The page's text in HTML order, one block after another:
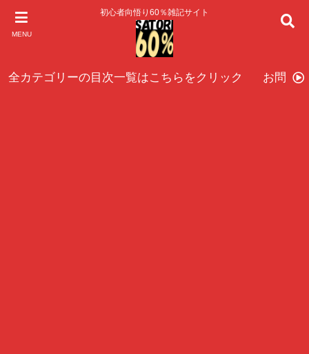
MENU
初心者向悟り60％雑記サイト
全カテゴリーの目次一覧はこちらをクリック お問い